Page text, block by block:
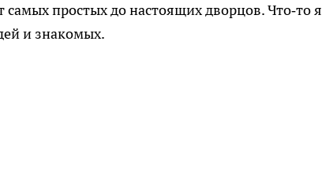
простых до настоящих дворцов. Что‑то я
и знакомых.